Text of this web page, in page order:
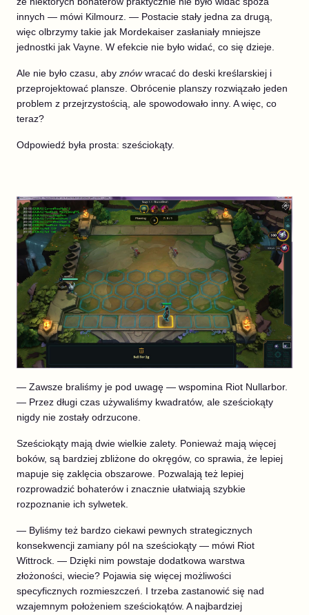
innych — mówi Kilmourz. — Postacie stały jedna za drugą,
więc olbrzymy takie jak Mordekaiser zasłaniały mniejsze
jednostki jak Vayne. W efekcie nie było widać, co się dzieje.
Ale nie było czasu, aby znówwracać do deski kreślarskiej i
przeprojektować plansze. Obrócenie planszy rozwiązało jeden
problem z przejrzystością, ale spowodowało inny. A więc, co
teraz?
Odpowiedź była prosta: sześciokąty.
— Zawsze braliśmy je pod uwagę — wspomina Riot Nullarbor.
— Przez długi czas używaliśmy kwadratów, ale sześciokąty
nigdy nie zostały odrzucone.
Sześciokąty mają dwie wielkie zalety. Ponieważ mają więcej
boków, są bardziej zbliżone do okręgów, co sprawia, że lepiej
mapuje się zaklęcia obszarowe. Pozwalają też lepiej
rozprowadzić bohaterów i znacznie ułatwiają szybkie
rozpoznanie ich sylwetek.
— Byliśmy też bardzo ciekawi pewnych strategicznych
konsekwencji zamiany pól na sześciokąty — mówi Riot
Wittrock. — Dzięki nim powstaje dodatkowa warstwa
złożoności, wiecie? Pojawia się więcej możliwości
specyficznych rozmieszczeń. I trzeba zastanowić się nad
wzajemnym położeniem sześciokątów. A najbardziej